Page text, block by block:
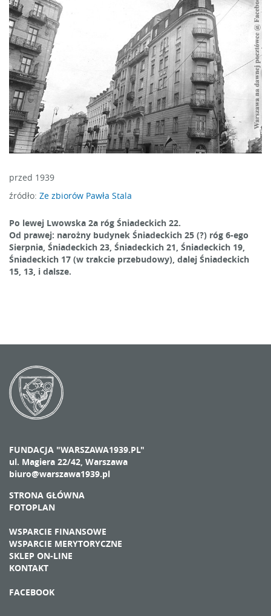
przed 1939
źródło: Ze zbiorów Pawła Stala
Po lewej Lwowska 2a róg Śniadeckich 22.
Od prawej: narożny budynek Śniadeckich 25 (?) róg 6-ego
Sierpnia, Śniadeckich 23, Śniadeckich 21, Śniadeckich 19,
Śniadeckich 17 (w trakcie przebudowy), dalej Śniadeckich
15, 13, i dalsze.
FUNDACJA "WARSZAWA1939.PL"
ul. Magiera 22/42, Warszawa
biuro@warszawa1939.pl
STRONA GŁÓWNA
FOTOPLAN
WSPARCIE FINANSOWE
WSPARCIE MERYTORYCZNE
SKLEP ON-LINE
KONTAKT
FACEBOOK